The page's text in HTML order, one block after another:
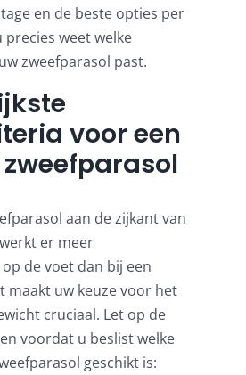
en de beste opties per
weet welke
zweefparasol past.
voor een
aan de zijkant van
er meer
de voet dan bij een
maakt uw keuze voor het
cruciaal. Let op de
voordat u beslist welke
geschikt is: